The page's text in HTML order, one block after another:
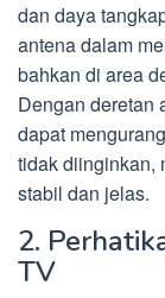
dan daya
antena dalam
bahkan di area
Dengan deretan
dapat
tidak diinginkan,
stabil dan jelas.
2.
TV